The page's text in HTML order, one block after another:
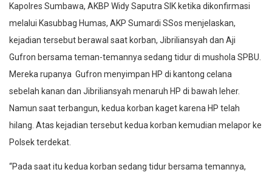
Kapolres Sumbawa, AKBP Widy Saputra SIK ketika dikonfirmasi
melalui Kasubbag Humas, AKP Sumardi SSos menjelaskan,
kejadian tersebut berawal saat korban, Jibriliansyah dan Aji
Gufron bersama teman-temannya sedang tidur di mushola SPBU.
Mereka rupanya Gufron menyimpan HP di kantong celana
sebelah kanan dan Jibriliansyah menaruh HP di bawah leher.
Namun saat terbangun, kedua korban kaget karena HP telah
hilang. Atas kejadian tersebut kedua korban kemudian melapor ke
Polsek terdekat.
“Pada saat itu kedua korban sedang tidur bersama temannya,